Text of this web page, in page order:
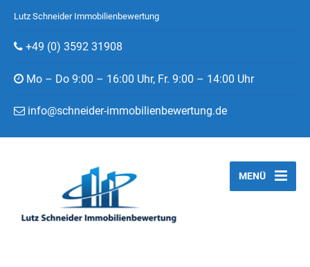
Lutz Schneider Immobilienbewertung
+49 (0) 3592 31908
Mo – Do 9:00 – 16:00 Uhr, Fr. 9:00 – 14:00 Uhr
info@schneider-immobilienbewertung.de
MENÜ